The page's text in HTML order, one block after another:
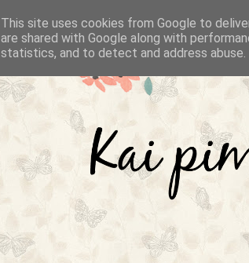
This site uses cookies from Google to
are shared with Google along with
statistics, and to detect and address abuse.